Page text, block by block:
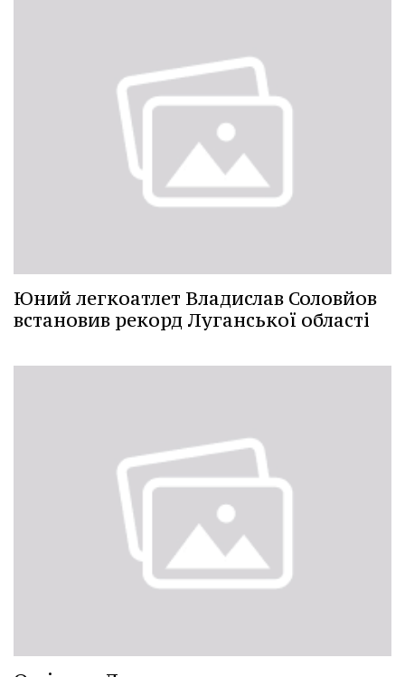
Юний легкоатлет Владислав Соловйов
встановив рекорд Луганської області